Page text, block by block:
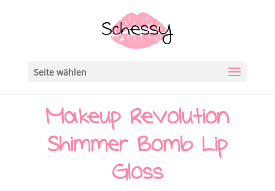
Seite wählen
Makeup Revolution
Shimmer Bomb Lip
Gloss